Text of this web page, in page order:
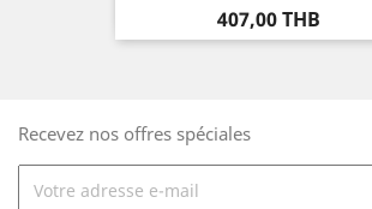
Prix
407,00 THB
Recevez nos offres spéciales